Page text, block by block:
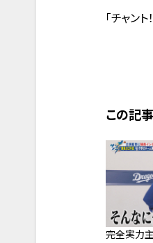
「チャン
この記
完全実力